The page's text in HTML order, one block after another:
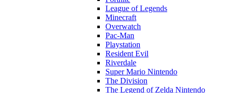
League of Legends
Minecraft
Overwatch
Pac-Man
Playstation
Resident Evil
Riverdale
Super Mario Nintendo
The Division
The Legend of Zelda Nintendo